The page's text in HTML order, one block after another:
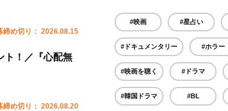
締め切り： 2026.08.15
ト！／『心配無
締め切り： 2026.08.20
#映画 #星占い
#ドキュメンタリー #ホラー
#映画を聴く #ドラマ
#韓国ドラマ #BL